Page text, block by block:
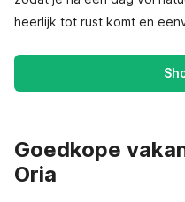
heerlijk tot rust komt en
Goedkope
Oria